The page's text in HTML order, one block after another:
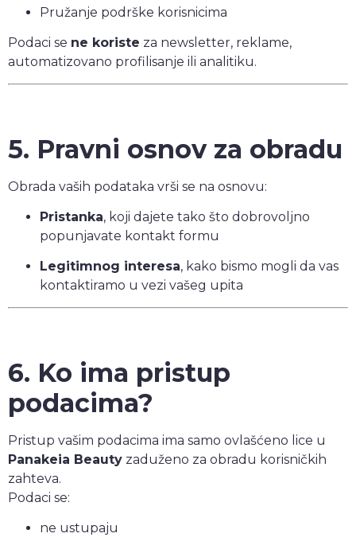
Pružanje podrške korisnicima
Podaci se ne koriste za newsletter, reklame,
automatizovano profilisanje ili analitiku.
5. Pravni osnov za obradu
Obrada vaših podataka vrši se na osnovu:
Pristanka, koji dajete tako što dobrovoljno
popunjavate kontakt formu
Legitimnog interesa, kako bismo mogli da vas
kontaktiramo u vezi vašeg upita
6. Ko ima pristup
podacima?
Pristup vašim podacima ima samo ovlašćeno lice u
Panakeia Beauty zaduženo za obradu korisničkih
zahteva.
Podaci se:
ne ustupaju